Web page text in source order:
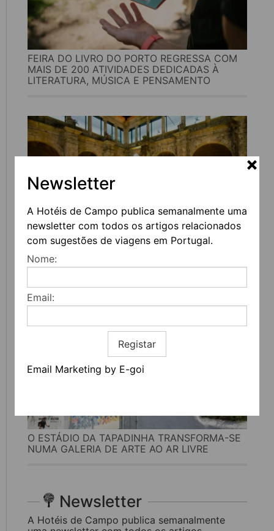
Newsletter
A Hotéis de Campo publica semanalmente uma
newsletter com todos os artigos relacionados
com sugestões de viagens em Portugal.
Nome:
Email:
Registar
Email Marketing by E-goi
FEIRA DO LIVRO DO PORTO REGRESSA COM
MAIS DE 200 ATIVIDADES DEDICADAS À
LITERATURA, MÚSICA E PENSAMENTO
UVVA REGRESSA A AMARANTE PARA
CELEBRAR O VINHO, A GASTRONOMIA E A
CULTURA
O ESTÁDIO DA TAPADINHA TRANSFORMA-SE
NUMA GALERIA DE ARTE AO AR LIVRE
Newsletter
A Hotéis de Campo publica semanalmente